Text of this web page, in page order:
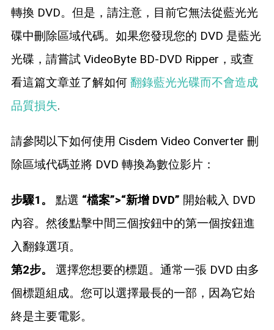
轉換 DVD。但是，請注意，目前它無法從藍光光
碟中刪除區域代碼。如果您發現您的 DVD 是藍光
光碟，請嘗試 VideoByte BD-DVD Ripper，或查
看這篇文章並了解如何 翻錄藍光光碟而不會造成
品質損失.
請參閱以下如何使用 Cisdem Video Converter 刪
除區域代碼並將 DVD 轉換為數位影片：
步驟1。 點選 “檔案”>“新增 DVD” 開始載入 DVD
內容。然後點擊中間三個按鈕中的第一個按鈕進
入翻錄選項。
第2步。
選擇您想要的標題。通常一張 DVD 由多
個標題組成。您可以選擇最長的一部，因為它始
終是主要電影。